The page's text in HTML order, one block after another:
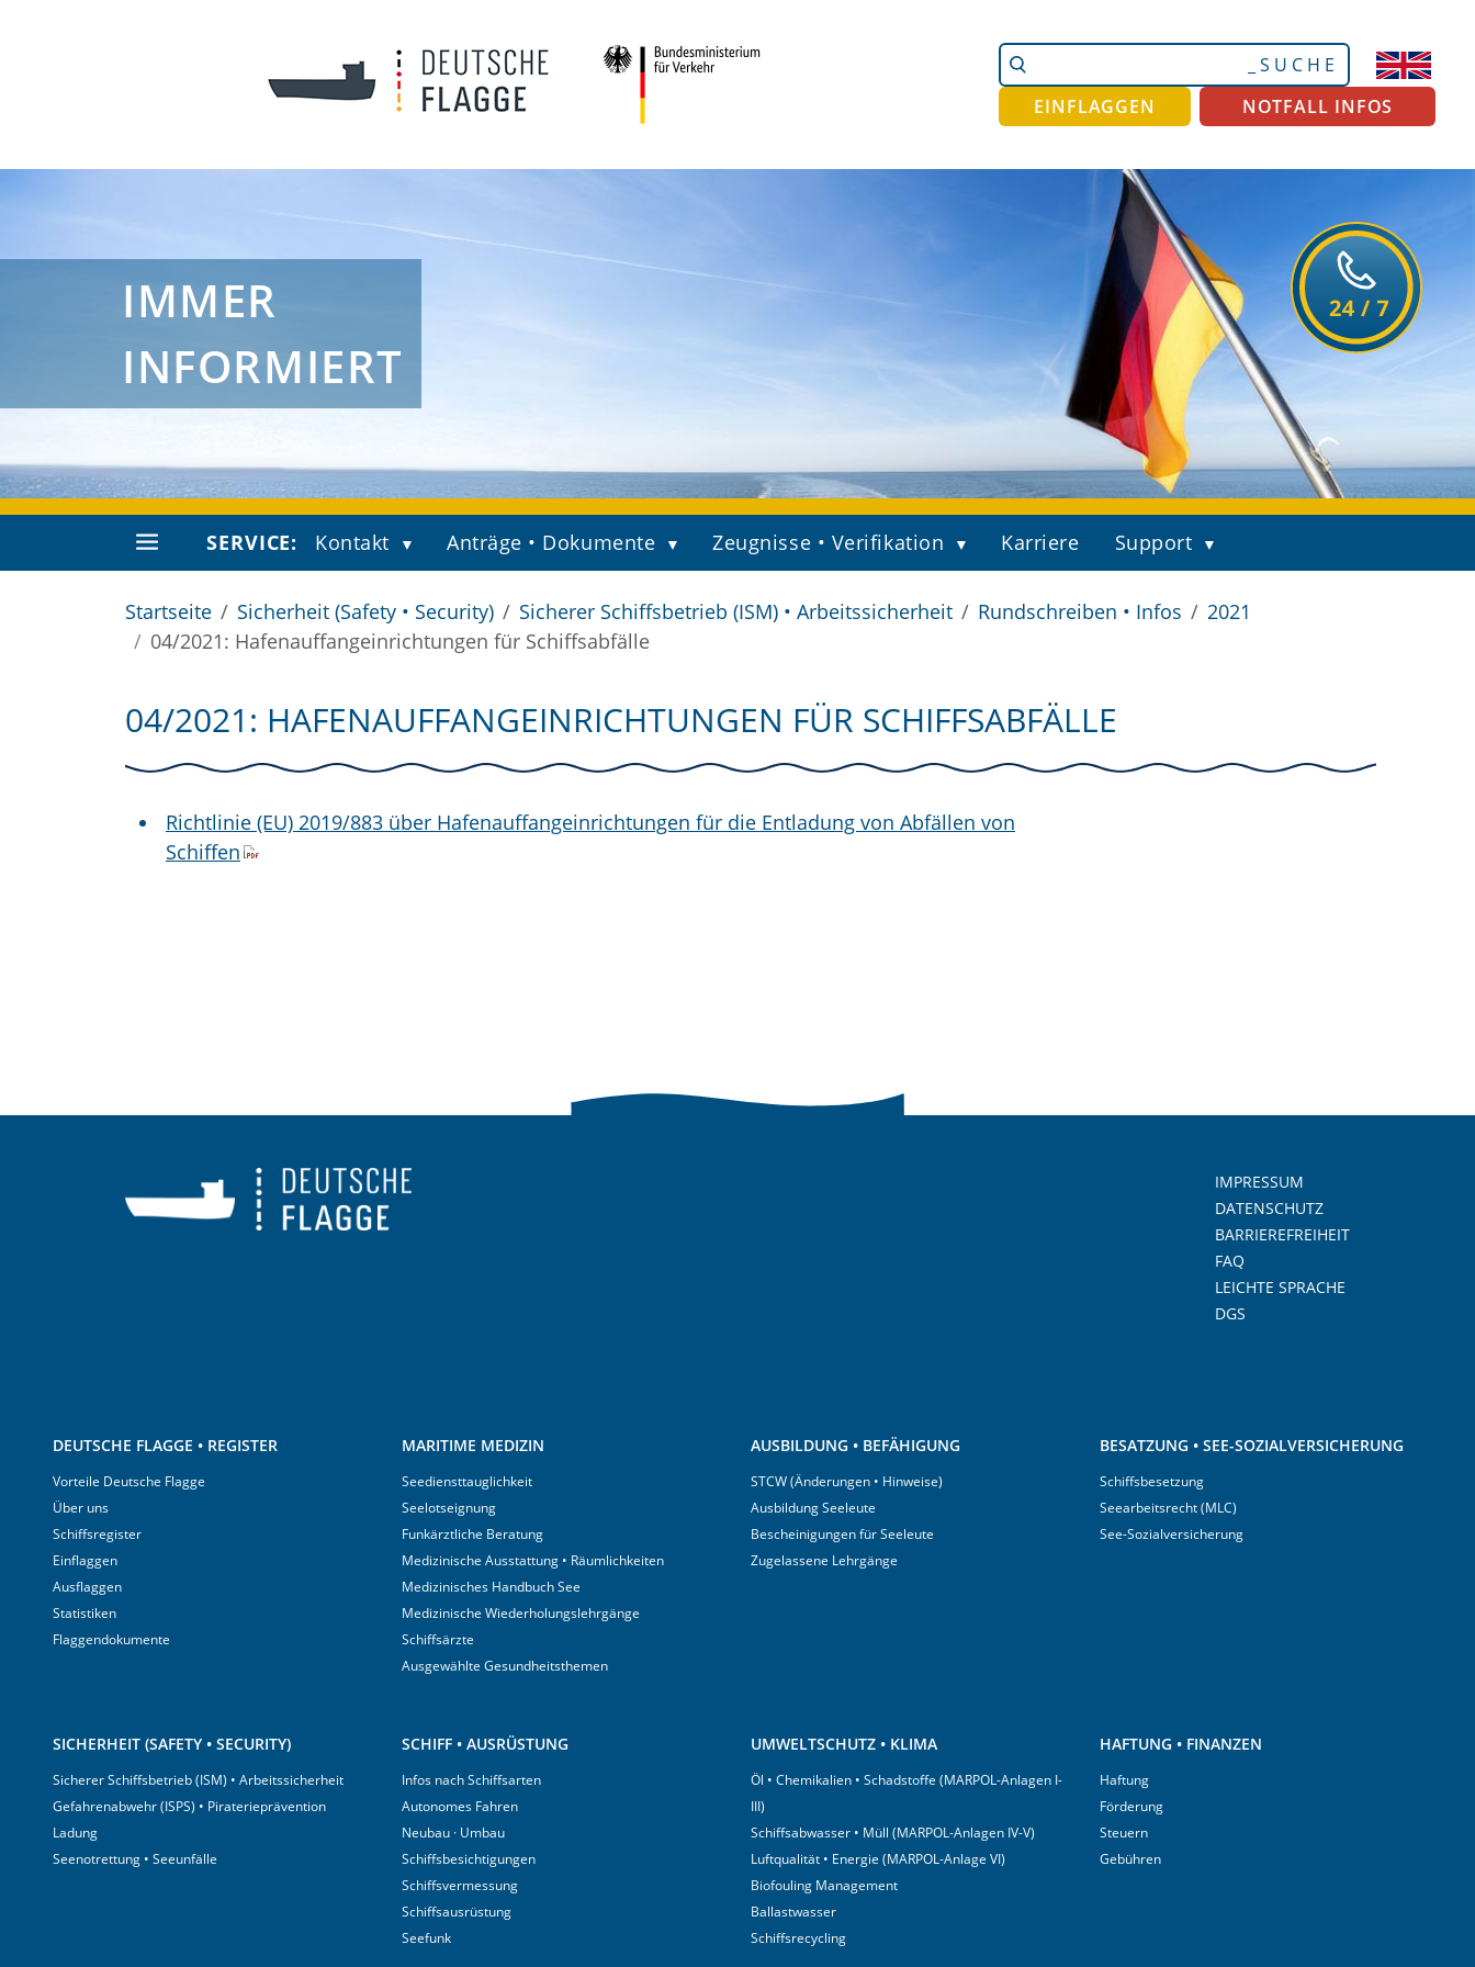
Website
durchsuchen
Erweiterte
Suche…
EINFLAGGEN
NOTFALL INFOS
IMMER
INFORMIERT
SERVICE: Kontakt Anträge • Dokumente Zeugnisse • Verifikation Karriere Support
Startseite Sicherheit (Safety • Security) Sicherer Schiffsbetrieb (ISM) • Arbeitssicherheit Rundschreiben • Infos
2021
04/2021: Hafenauffangeinrichtungen für Schiffsabfälle
04/2021: HAFENAUFFANGEINRICHTUNGEN FÜR SCHIFFSABFÄLLE
Richtlinie (EU) 2019/883 über Hafenauffangeinrichtungen für die Entladung von Abfällen von
Schiffen
IMPRESSUM
DATENSCHUTZ
BARRIEREFREIHEIT
FAQ
LEICHTE SPRACHE
DGS
DEUTSCHE FLAGGE • REGISTER
Vorteile Deutsche Flagge
Über uns
Schiffsregister
Einflaggen
Ausflaggen
Statistiken
Flaggendokumente
MARITIME MEDIZIN
Seediensttauglichkeit
Seelotseignung
Funkärztliche Beratung
Medizinische Ausstattung • Räumlichkeiten
Medizinisches Handbuch See
Medizinische Wiederholungslehrgänge
Schiffsärzte
Ausgewählte Gesundheitsthemen
AUSBILDUNG • BEFÄHIGUNG
STCW (Änderungen • Hinweise)
Ausbildung Seeleute
Bescheinigungen für Seeleute
Zugelassene Lehrgänge
BESATZUNG • SEE-SOZIALVERSICHERUNG
Schiffsbesetzung
Seearbeitsrecht (MLC)
See-Sozialversicherung
SICHERHEIT (SAFETY • SECURITY)
Sicherer Schiffsbetrieb (ISM) • Arbeitssicherheit
Gefahrenabwehr (ISPS) • Piraterieprävention
Ladung
Seenotrettung • Seeunfälle
SCHIFF • AUSRÜSTUNG
Infos nach Schiffsarten
Autonomes Fahren
Neubau · Umbau
Schiffsbesichtigungen
Schiffsvermessung
Schiffsausrüstung
Seefunk
UMWELTSCHUTZ • KLIMA
Öl • Chemikalien • Schadstoffe (MARPOL-Anlagen I-
III)
Schiffsabwasser • Müll (MARPOL-Anlagen IV-V)
Luftqualität • Energie (MARPOL-Anlage VI)
Biofouling Management
Ballastwasser
Schiffsrecycling
HAFTUNG • FINANZEN
Haftung
Förderung
Steuern
Gebühren